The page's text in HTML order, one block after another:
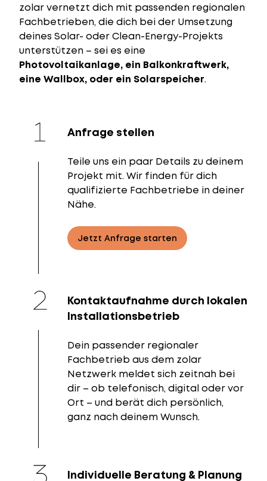
zolar vernetzt dich mit passenden regionalen
Fachbetrieben, die dich bei der Umsetzung
deines Solar- oder Clean-Energy-Projekts
unterstützen – sei es eine
Photovoltaikanlage, ein Balkonkraftwerk,
eine Wallbox, oder ein Solarspeicher.
Anfrage stellen
Teile uns ein paar Details zu deinem
Projekt mit. Wir finden für dich
qualifizierte Fachbetriebe in deiner
Nähe.
Jetzt Anfrage starten
Kontaktaufnahme durch lokalen
Installationsbetrieb
Dein passender regionaler
Fachbetrieb aus dem zolar
Netzwerk meldet sich zeitnah bei
dir – ob telefonisch, digital oder vor
Ort – und berät dich persönlich,
ganz nach deinem Wunsch.
Individuelle Beratung & Planung